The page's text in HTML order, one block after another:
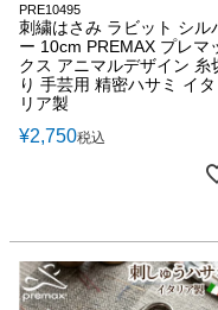
PRE10495
刺繍はさみ ラビット シル
ー 10cm PREMAX プレマ
クス アニマルデザイン 糸
り 手芸用 精密ハサミ イタ
リア製
¥2,750税込